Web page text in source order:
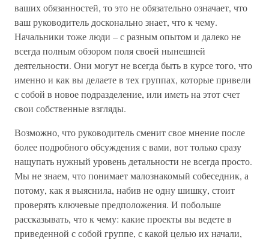
ваших обязанностей, то это не обязательно означает, что
ваш руководитель досконально знает, что к чему.
Начальники тоже люди – с разным опытом и далеко не
всегда полным обзором поля своей нынешней
деятельности. Они могут не всегда быть в курсе того, что
именно и как вы делаете в тех группах, которые привели
с собой в новое подразделение, или иметь на этот счет
свои собственные взгляды.
Возможно, что руководитель сменит свое мнение после
более подробного обсуждения с вами, вот только сразу
нащупать нужный уровень детальности не всегда просто.
Мы не знаем, что понимает малознакомый собеседник, а
потому, как я выяснила, набив не одну шишку, стоит
проверять ключевые предположения. И побольше
рассказывать, что к чему: какие проекты вы ведете в
приведенной с собой группе, с какой целью их начали,